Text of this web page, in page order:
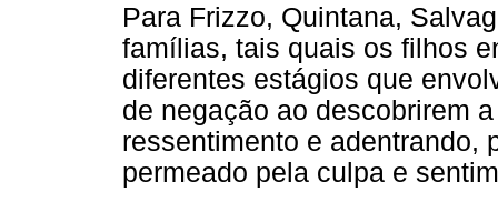
Para Frizzo, Quintana,
famílias, tais quais os filhos
diferentes estágios que
de negação ao descobrirem
ressentimento e adentrando,
permeado pela culpa e